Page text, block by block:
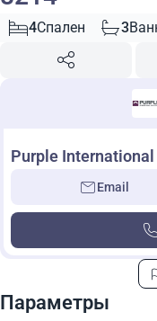
4Спален 3
Purple International
Email
Параметры